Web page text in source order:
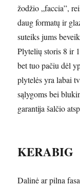
žodžio „faccia”,
daug formatų ir
suteiks jums
Plytelių storis 8 ir
bet tuo pačiu dėl
plytelės yra labai
sąlygoms bei
garantija šalčio
KERABIG
Dalinė ar pilna